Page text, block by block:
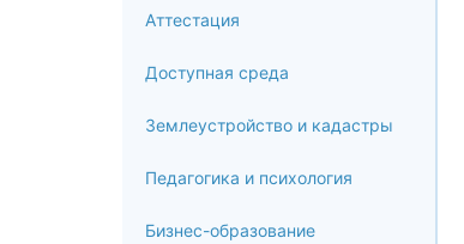
Аттестация
Доступная среда
Землеустройство и кадастры
Педагогика и психология
Бизнес-образование